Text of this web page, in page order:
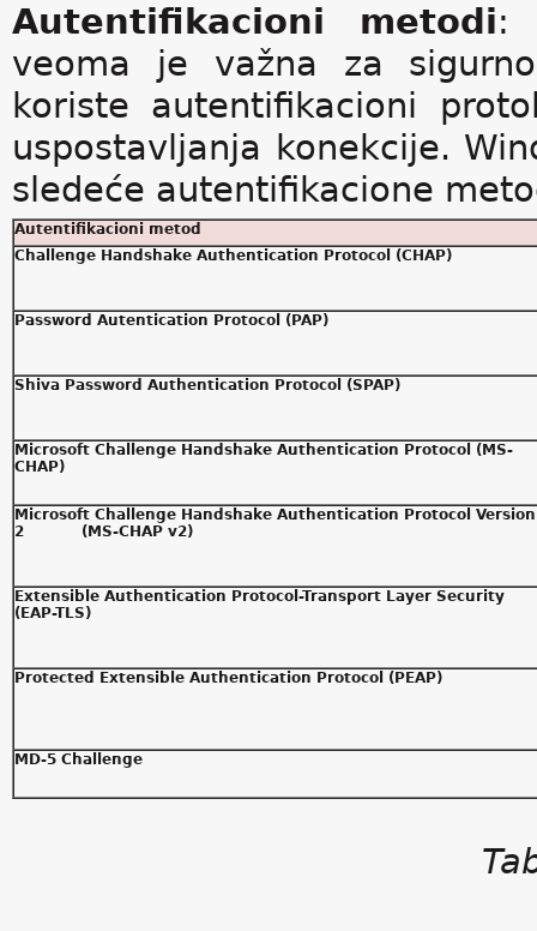
Autentifikacioni metodi:
veoma je važna za
koriste autentifikacioni
uspostavljanja konekcije.
sledeće autentifikacione
Autentifikacioni metod
Challenge Handshake Authentication Protocol (CHAP)
Password Autentication Protocol (PAP)
Shiva Password Authentication Protocol (SPAP)
Microsoft Challenge Handshake Authentication Protocol (MS-
CHAP)
Microsoft Challenge Handshake Authentication Protocol Version
2 (MS-CHAP v2)
Extensible Authentication Protocol-Transport Layer Security
(EAP-TLS)
Protected Extensible Authentication Protocol (PEAP)
MD-5 Challenge